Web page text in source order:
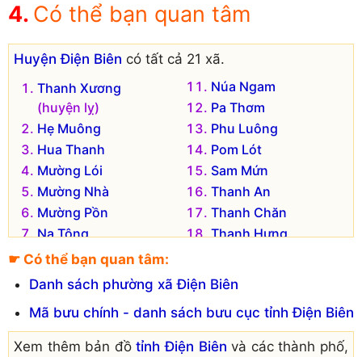
Có thể bạn quan tâm
Huyện Điện Biên có tất cả 21 xã.
Thanh Xương
(huyện lỵ)
Hẹ Muông
Hua Thanh
Mường Lói
Mường Nhà
Mường Pồn
Na Tông
Na Ư
Noọng Hẹt
Noong Luống
Núa Ngam
Pa Thơm
Phu Luông
Pom Lót
Sam Mứn
Thanh An
Thanh Chăn
Thanh Hưng
Thanh Nưa
Đơn vị hành chính cũ hiện không còn tồn tại là:
Xã Nà Tấu
☛ Có thể bạn quan tâm:
Danh sách phường xã Điện Biên
Mã bưu chính - danh sách bưu cục tỉnh Điện Biên
Xem thêm bản đồtỉnh Điện Biên và các thành phố,